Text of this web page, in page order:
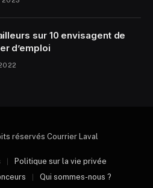
sur 10 envisagent de
d’emploi
réservés Courrier Laval
Politique sur la vie privée
Qui sommes-nous ?